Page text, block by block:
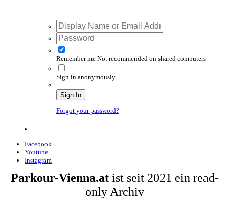
Remember me Not recommended on shared computers
Sign in anonymously
Sign In
Forgot your password?
Facebook
Youtube
Instagram
Parkour-Vienna.atist seit 2021 ein read-
only Archiv